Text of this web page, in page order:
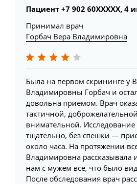
Пациент +7 902 60XXXXX, 4
Принимал врач
Горбач Вера Владимировна
Была на первом скрининге у
Владимировны Горбач и
довольна приемом. Врач
тактичной,
внимательной.
тщательно, без спешки —
около часа. На протяжении
Владимировна рассказывала
нам с мужем все, что было
После обследования врач